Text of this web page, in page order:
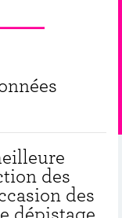
des
des
dépistage